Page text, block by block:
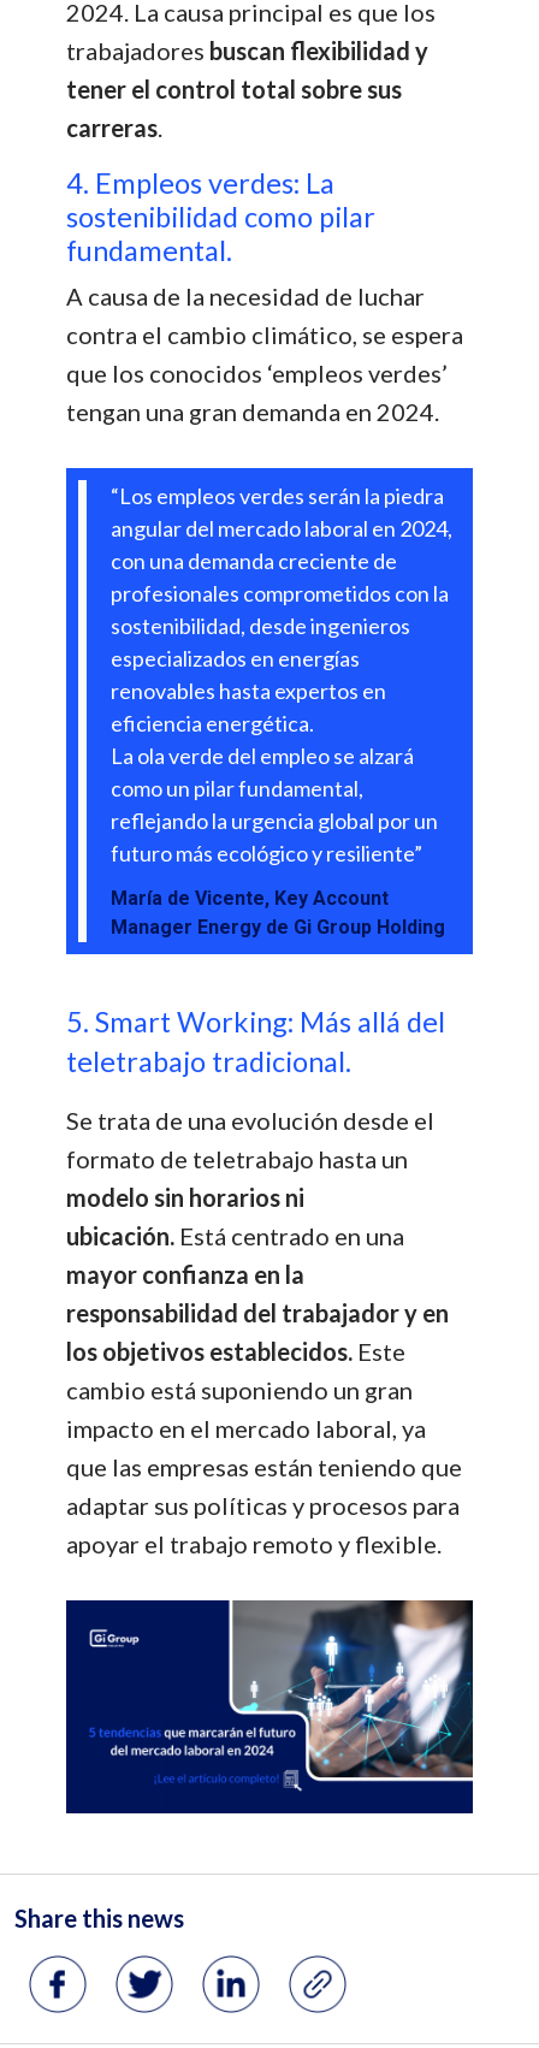
2024. La causa principal es que los
trabajadores buscan flexibilidad y
tener el control total sobre sus
carreras.
4. Empleos verdes: La
sostenibilidad como pilar
fundamental.
A causa de la necesidad de luchar
contra el cambio climático, se espera
que los conocidos ‘empleos verdes’
tengan una gran demanda en 2024.
“Los empleos verdes serán la piedra
angular del mercado laboral en 2024,
con una demanda creciente de
profesionales comprometidos con la
sostenibilidad, desde ingenieros
especializados en energías
renovables hasta expertos en
eficiencia energética.
La ola verde del empleo se alzará
como un pilar fundamental,
reflejando la urgencia global por un
futuro más ecológico y resiliente”
María de Vicente, Key Account
Manager Energy de Gi Group Holding
5. Smart Working: Más allá del
teletrabajo tradicional.
Se trata de una evolución desde el
formato de teletrabajo hasta un
modelo sin horarios ni
ubicación.Está centrado en una
mayor confianza en la
responsabilidad del trabajador y en
los objetivos establecidos.Este
cambio está suponiendo un gran
impacto en el mercado laboral, ya
que las empresas están teniendo que
adaptar sus políticas y procesos para
apoyar el trabajo remoto y flexible.
Share this news